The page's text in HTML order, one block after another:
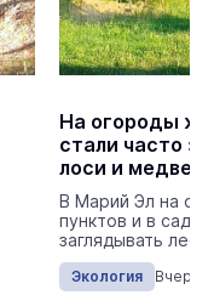
На огороды
стали часто
лоси и
В Марий Эл на
пунктов и в сады
заглядывать
Экология Вчера